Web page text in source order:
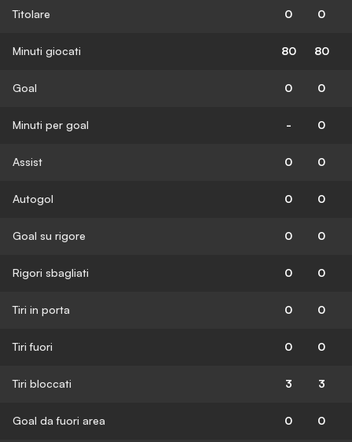
Titolare 0 0
Minuti giocati 80 80
Goal 0 0
Minuti per goal - 0
Assist 0 0
Autogol 0 0
Goal su rigore 0 0
Rigori sbagliati 0 0
Tiri in porta 0 0
Tiri fuori 0 0
Tiri bloccati 3 3
Goal da fuori area 0 0